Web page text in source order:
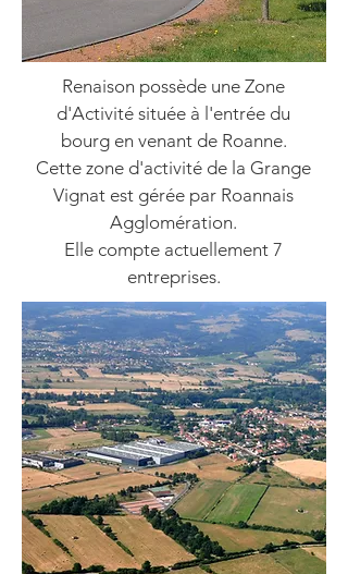
Renaison possède une Zone
d'Activité située à l'entrée du
bourg en venant de Roanne.
Cette zone d'activité de la Grange
Vignat est gérée par Roannais
Agglomération.
Elle compte actuellement 7
entreprises.